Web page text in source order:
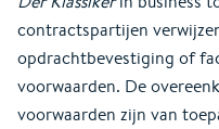
contractspartijen
opdrachtbevestiging of
voorwaarden. De
voorwaarden zijn van